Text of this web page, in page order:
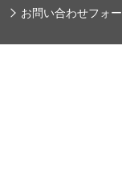
お問い合わせフォ